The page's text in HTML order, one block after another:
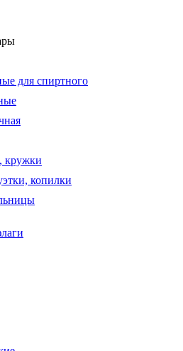
для спиртного
кружки
копилки